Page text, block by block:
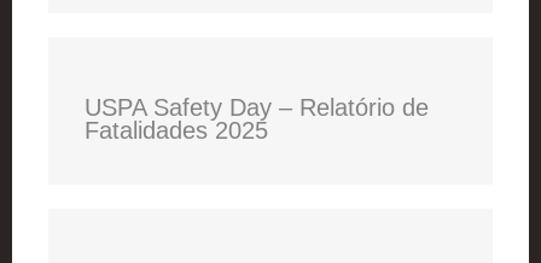
USPA Safety Day – Relatório de
Fatalidades 2025